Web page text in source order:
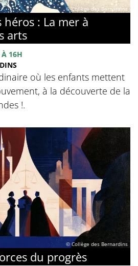
© Collège des Bernardins
héros : La mer à
arts
À 16H
où les enfants mettent
à la découverte de la
!.
© Collège des Bernardins
du progrès